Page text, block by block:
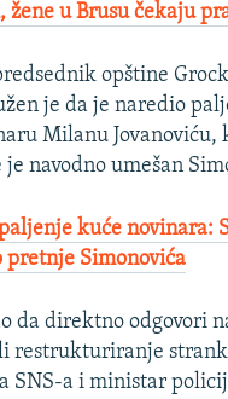
žene u Brusu čekaju
opštine
je da je naredio
Milanu Jovanoviću,
navodno umešan
kuće novinara:
pretnje Simonovića
da direktno odgovori
restrukturiranje
SNS-a i ministar